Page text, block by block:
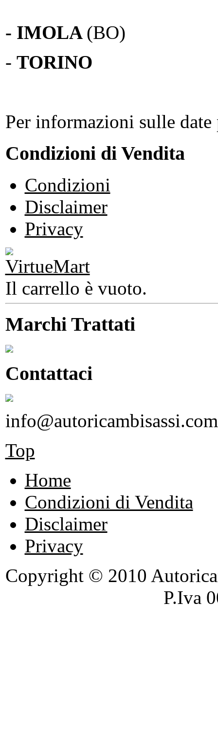
- IMOLA (BO)
- TORINO
Per informazioni sulle
Condizioni di Vendita
Condizioni
Disclaimer
Privacy
Il carrello è vuoto.
Marchi Trattati
Contattaci
info@autoricambisassi.com
Top
Home
Condizioni di Vendita
Disclaimer
Privacy
Copyright © 2010
P.Iva